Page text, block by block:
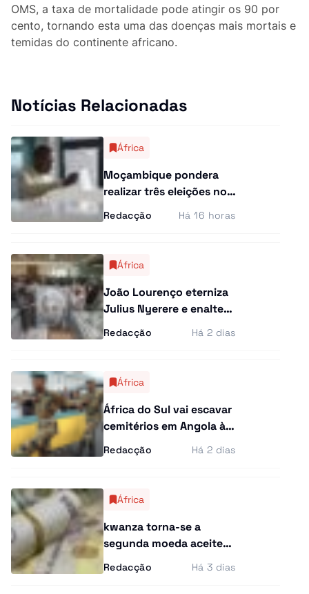
Entrevistas
Última Hora
Multimídia
OMS, a taxa de mortalidade pode atingir os 90 por
cento, tornando esta uma das doenças mais mortais e
temidas do continente africano.
Notícias Relacionadas
África
Moçambique pondera
realizar três eleições no
Redacção Há 16 horas
África
João Lourenço eterniza
Julius Nyerere e enaltece
papel na libertação da
África Austral
Redacção Há 2 dias
África
África do Sul vai escavar
cemitérios em Angola à
anti-apartheid
Redacção Há 2 dias
África
kwanza torna-se a
segunda moeda aceite
SADC
Redacção Há 3 dias